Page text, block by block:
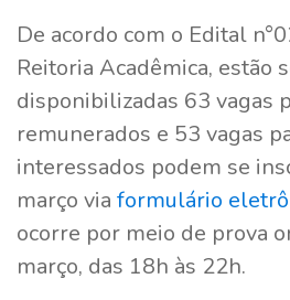
De acordo com o Edital
Reitoria Acadêmica, estão
disponibilizadas 63 vagas
remunerados e 53 vagas
interessados podem se
março via formulário
ocorre por meio de prova
março, das 18h às 22h.